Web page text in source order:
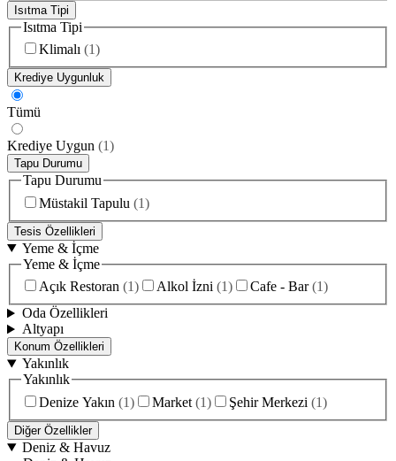
Isıtma Tipi
Isıtma Tipi
Klimalı (1)
Krediye Uygunluk
Tümü
Krediye Uygun (1)
Tapu Durumu
Tapu Durumu
Müstakil Tapulu (1)
Tesis Özellikleri
Yeme & İçme
Yeme & İçme
Açık Restoran (1) Alkol İzni (1) Cafe - Bar (1)
Oda Özellikleri
Altyapı
Konum Özellikleri
Yakınlık
Yakınlık
Denize Yakın (1) Market (1) Şehir Merkezi (1)
Diğer Özellikler
Deniz & Havuz